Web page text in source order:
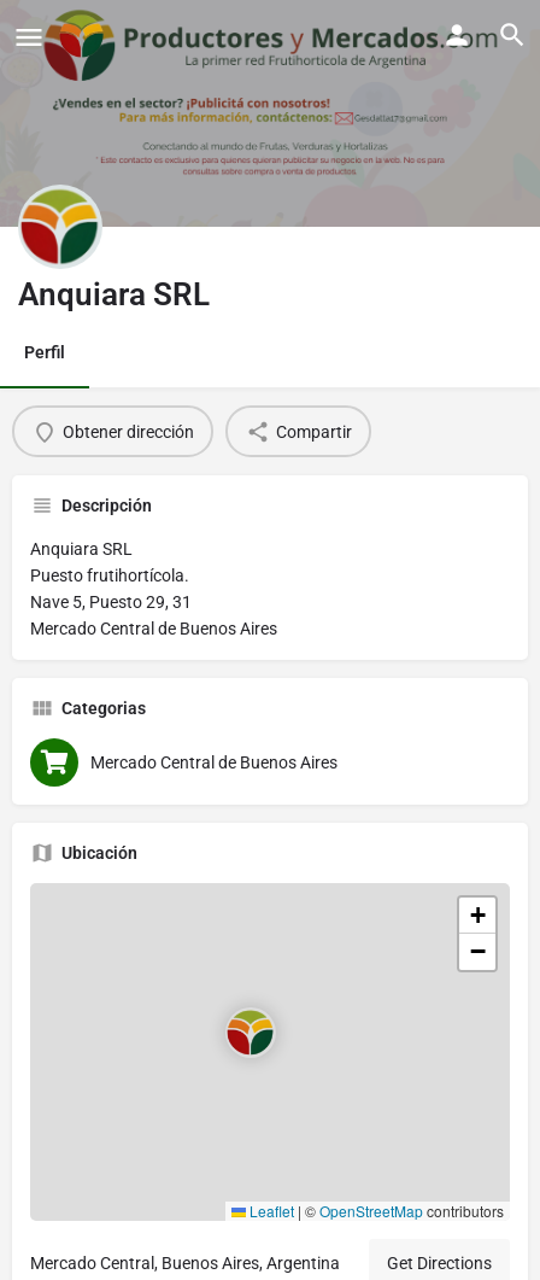
Anquiara SRL
Perfil
Obtener dirección Compartir
Descripción
Anquiara SRL
Puesto frutihortícola.
Nave 5, Puesto 29, 31
Mercado Central de Buenos Aires
Categorias
Mercado Central de Buenos Aires
Ubicación
+
−
Leaflet | ©OpenStreetMapcontributors
Mercado Central, Buenos Aires, Argentina Get Directions